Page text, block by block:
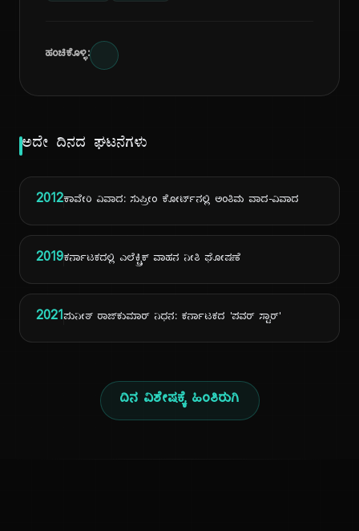
ಹಂಚಿಕೊಳ್ಳಿ:
ಅದೇ ದಿನದ ಘಟನೆಗಳು
2012ಕಾವೇರಿ ವಿವಾದ: ಸುಪ್ರೀಂ ಕೋರ್ಟ್‌ನಲ್ಲಿ ಅಂತಿಮ ವಾದ-ವಿವಾದ
2019ಕರ್ನಾಟಕದಲ್ಲಿ ಎಲೆಕ್ಟ್ರಿಕ್ ವಾಹನ ನೀತಿ ಘೋಷಣೆ
2021ಪುನೀತ್ ರಾಜ್‌ಕುಮಾರ್ ನಿಧನ: ಕರ್ನಾಟಕದ 'ಪವರ್ ಸ್ಟಾರ್'
ದಿನ ವಿಶೇಷಕ್ಕೆ ಹಿಂತಿರುಗಿ